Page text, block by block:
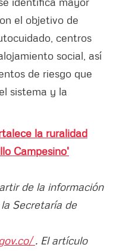
el objetivo de
centros
social, así
de riesgo que
sistema y la
la ruralidad
Campesino'
de la información
Secretaría de
. El artículo